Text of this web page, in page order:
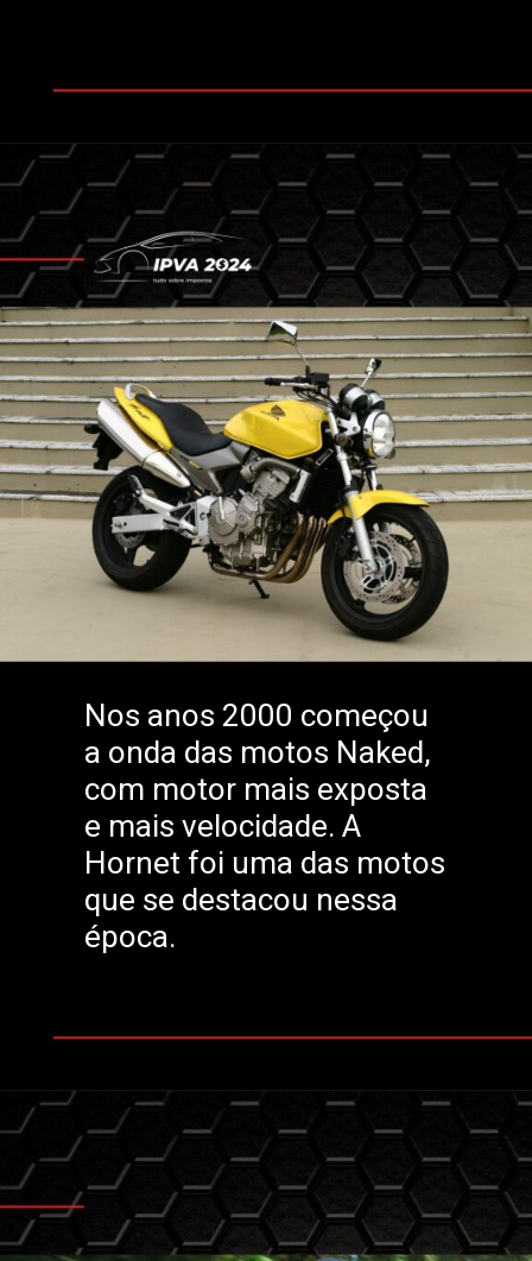
Nos anos 2000 começou
a onda das motos Naked,
com motor mais exposta
e mais velocidade. A
Hornet foi uma das motos
que se destacou nessa
época.